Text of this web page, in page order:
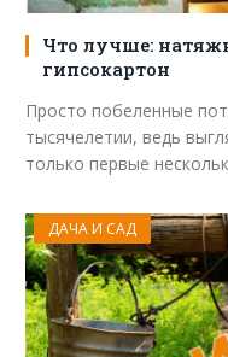
Что лучше:
гипсокартон
Просто побеленные
тысячелетии, ведь
только первые
ДАЧА И САД